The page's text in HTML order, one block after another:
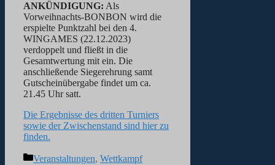
ANKÜNDIGUNG: Als
Vorweihnachts-BONBON wird die
erspielte Punktzahl bei den 4.
WINGAMES (22.12.2023)
verdoppelt und fließt in die
Gesamtwertung mit ein. Die
anschließende Siegerehrung samt
Gutscheinübergabe findet um ca.
21.45 Uhr satt.
Die Ergebnisse des dritten Turniers
sowie der Zwischenstand sind hier zu
finden.
Kategorien
Veranstaltungen, Wettkampf